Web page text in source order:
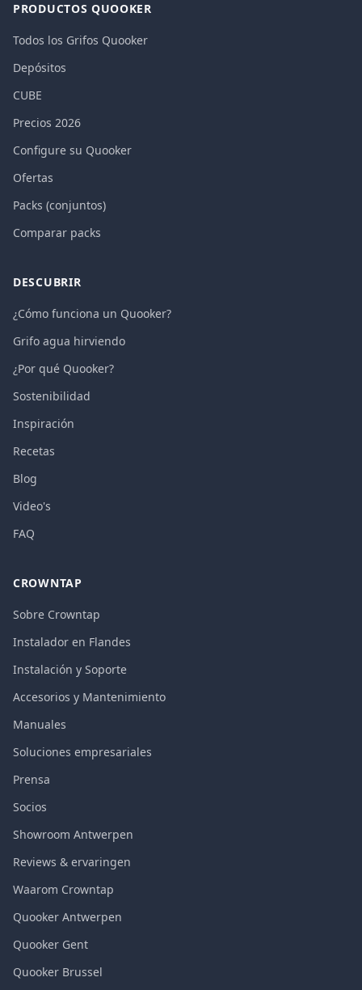
PRODUCTOS QUOOKER
Todos los Grifos Quooker
Depósitos
CUBE
Precios 2026
Configure su Quooker
Ofertas
Packs (conjuntos)
Comparar packs
DESCUBRIR
¿Cómo funciona un Quooker?
Grifo agua hirviendo
¿Por qué Quooker?
Sostenibilidad
Inspiración
Recetas
Blog
Video's
FAQ
CROWNTAP
Sobre Crowntap
Instalador en Flandes
Instalación y Soporte
Accesorios y Mantenimiento
Manuales
Soluciones empresariales
Prensa
Socios
Showroom Antwerpen
Reviews & ervaringen
Waarom Crowntap
Quooker Antwerpen
Quooker Gent
Quooker Brussel